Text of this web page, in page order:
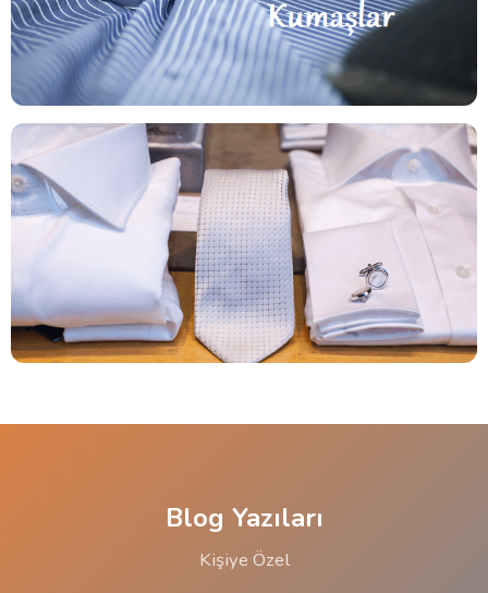
Blog Yazıları
Kişiye Özel